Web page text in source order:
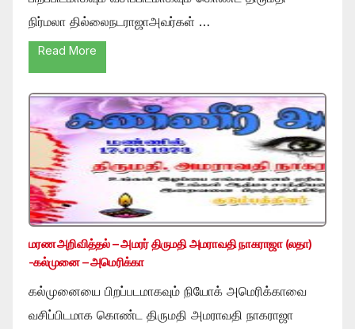
நிர்மலா தில்லைநடராஜாஅவர்கள் …
Read More
மரண அறிவித்தல் – அமரர் திருமதி அமராவதி நாகராஜா (லதா)
-கல்முனை – அமெரிக்கா
கல்முனையை பிறப்படமாகவும் நியோக் அமெரிக்காவை
வசிப்பிடமாக கொண்ட திருமதி அமராவதி நாகராஜா